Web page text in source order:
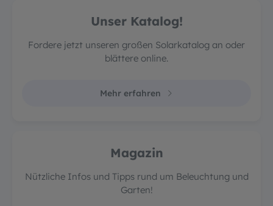
Unser Katalog!
Fordere jetzt unseren großen Solarkatalog an oder
blättere online.
Mehr erfahren
Magazin
Nützliche Infos und Tipps rund um Beleuchtung und
Garten!